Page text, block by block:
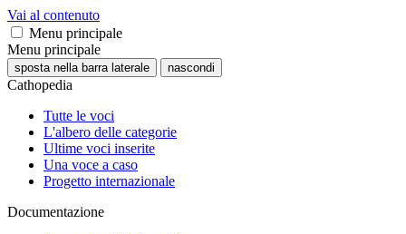
Vai al contenuto
Menu principale
Menu principale
sposta nella barra laterale nascondi
Cathopedia
Tutte le voci
L'albero delle categorie
Ultime voci inserite
Una voce a caso
Progetto internazionale
Documentazione